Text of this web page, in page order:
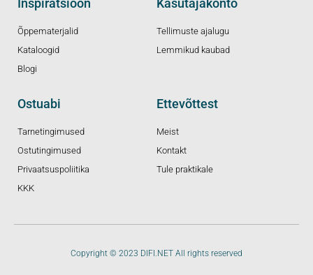
Inspiratsioon
Õppematerjalid
Kataloogid
Blogi
Kasutajakonto
Tellimuste ajalugu
Lemmikud kaubad
Ostuabi
Tarnetingimused
Ostutingimused
Privaatsuspoliitika
KKK
Ettevõttest
Meist
Kontakt
Tule praktikale
Copyright © 2023 DIFI.NET All rights reserved